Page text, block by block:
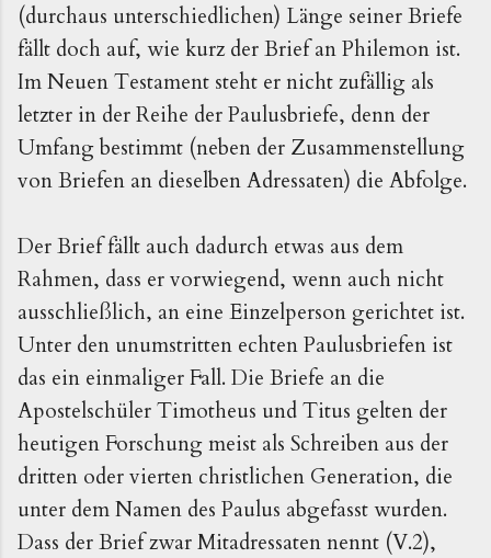
(durchaus unterschiedlichen) Länge seiner Briefe
fällt doch auf, wie kurz der Brief an Philemon ist.
Im Neuen Testament steht er nicht zufällig als
letzter in der Reihe der Paulusbriefe, denn der
Umfang bestimmt (neben der Zusammenstellung
von Briefen an dieselben Adressaten) die Abfolge.
Der Brief fällt auch dadurch etwas aus dem
Rahmen, dass er vorwiegend, wenn auch nicht
ausschließlich, an eine Einzelperson gerichtet ist.
Unter den unumstritten echten Paulusbriefen ist
das ein einmaliger Fall. Die Briefe an die
Apostelschüler Timotheus und Titus gelten der
heutigen Forschung meist als Schreiben aus der
dritten oder vierten christlichen Generation, die
unter dem Namen des Paulus abgefasst wurden.
Dass der Brief zwar Mitadressaten nennt (V.2),